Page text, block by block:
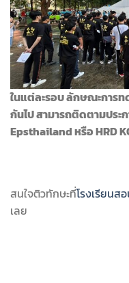
ในแต่ละรอบ ลักษณะการ
กันไป สามารถติดตามประ
Epsthailand หรือ HRD
สนใจติวทักษะที่โรงเรียนส
เลย